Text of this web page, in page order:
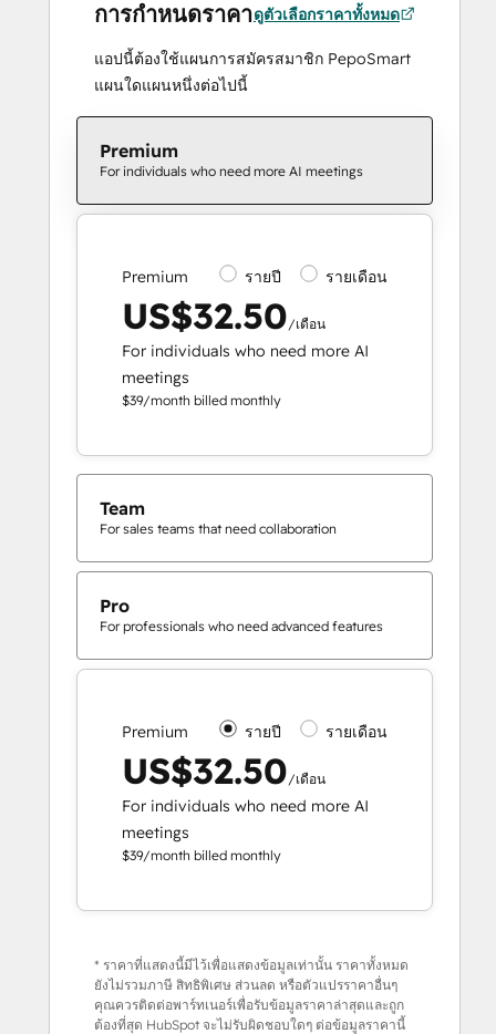
การกำหนดราคาดูตัวเลือกราคาทั้งหมด
แอปนี้ต้องใช้แผนการสมัครสมาชิก PepoSmart
แผนใดแผนหนึ่งต่อไปนี้
Premium
For individuals who need more AI meetings
Premium รายปี รายเดือน
US$32.50/เดือน
For individuals who need more AI
meetings
$39/month billed monthly
Team
For sales teams that need collaboration
Pro
For professionals who need advanced features
Premium รายปี รายเดือน
US$32.50/เดือน
For individuals who need more AI
meetings
$39/month billed monthly
* ราคาที่แสดงนี้มีไว้เพื่อแสดงข้อมูลเท่านั้น ราคาทั้งหมด
ยังไม่รวมภาษี สิทธิพิเศษ ส่วนลด หรือตัวแปรราคาอื่นๆ
คุณควรติดต่อพาร์ทเนอร์เพื่อรับข้อมูลราคาล่าสุดและถูก
ต้องที่สุด HubSpot จะไม่รับผิดชอบใดๆ ต่อข้อมูลราคานี้